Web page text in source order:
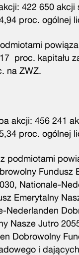
422 650
proc. ogólnej
proc. kapitału
na ZWZ.
akcji: 456 241
proc. ogólnej
podmiotami
Fundusz
Nationale-
Emerytalny
Nasze Jutro
Dobrowolny
i